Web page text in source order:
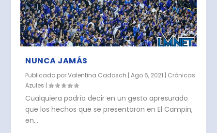
NUNCA JAMÁS
Publicado porValentina Cadosch |Ago 6, 2021 | Crónicas
Azules |
Cualquiera podría decir en un gesto apresurado
que los hechos que se presentaron en El Campin,
en...